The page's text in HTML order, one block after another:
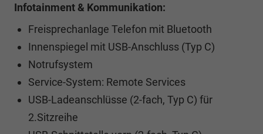
Infotainment & Kommunikation:
Freisprechanlage Telefon mit Bluetooth
Innenspiegel mit USB-Anschluss (Typ C)
Notrufsystem
Service-System: Remote Services
USB-Ladeanschlüsse (2-fach, Typ C) für
2.Sitzreihe